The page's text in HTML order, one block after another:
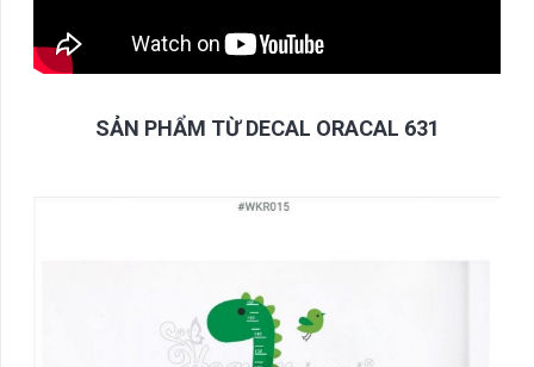
SẢN PHẨM TỪ DECAL ORACAL 631